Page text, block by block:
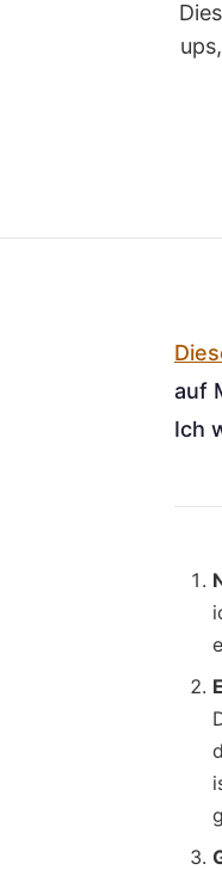
auf
Ich